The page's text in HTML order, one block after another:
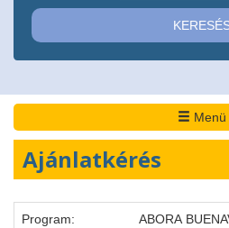
Menü
Ajánlatkérés
Program:
ABORA